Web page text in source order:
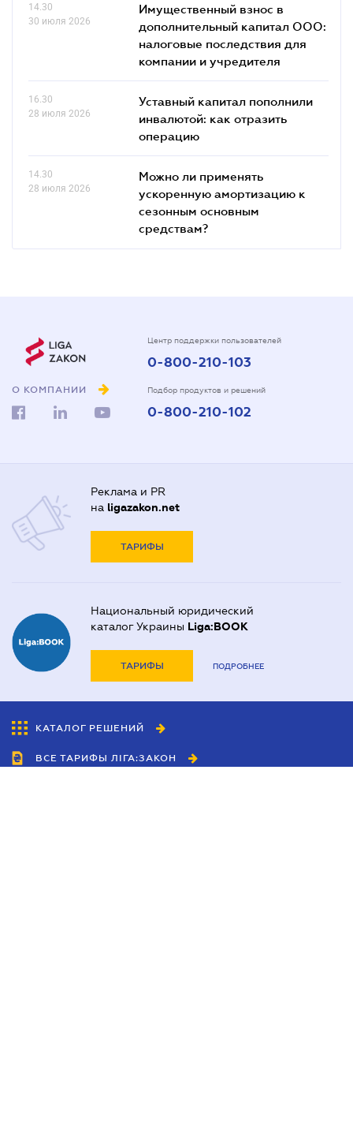
14.30
30 июля 2026
Имущественный взнос в
дополнительный капитал ООО:
налоговые последствия для
компании и учредителя
16.30
28 июля 2026
Уставный капитал пополнили
инвалютой: как отразить
операцию
14.30
28 июля 2026
Можно ли применять
ускоренную амортизацию к
сезонным основным
средствам?
О КОМПАНИИ
Центр поддержки пользователей
0-800-210-103
Подбор продуктов и решений
0-800-210-102
Реклама и PR
на ligazakon.net
ТАРИФЫ
Национальный юридический
каталог Украины Liga:BOOK
ТАРИФЫ ПОДРОБНЕЕ
КАТАЛОГ РЕШЕНИЙ
ВСЕ ТАРИФЫ ЛІГА:ЗАКОН